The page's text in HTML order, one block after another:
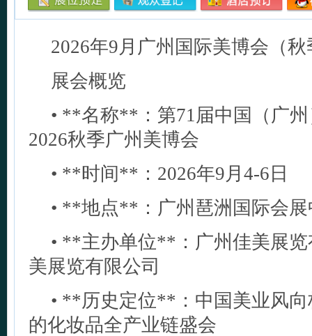
2026年9月广州国际美博会（
展会概览
• **名称**：第71届中国（广
2026秋季广州美博会
• **时间**：2026年9月4-6日
• **地点**：广州琶洲国际会
• **主办单位**：广州佳美展
美展览有限公司
• **历史定位**：中国美业风
的化妆品全产业链盛会